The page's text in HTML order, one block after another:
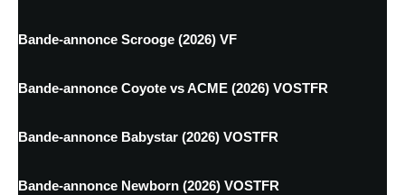
Bande-annonce Scrooge (2026) VF
Bande-annonce Coyote vs ACME (2026) VOSTFR
Bande-annonce Babystar (2026) VOSTFR
Bande-annonce Newborn (2026) VOSTFR